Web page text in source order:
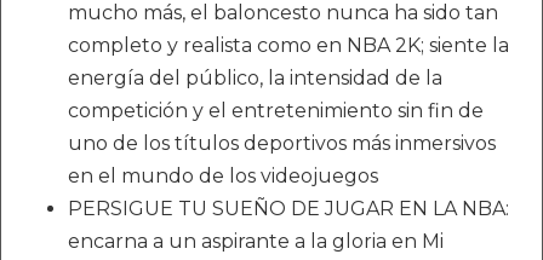
mucho más, el baloncesto nunca ha sido tan
completo y realista como en NBA 2K; siente la
energía del público, la intensidad de la
competición y el entretenimiento sin fin de
uno de los títulos deportivos más inmersivos
en el mundo de los videojuegos
PERSIGUE TU SUEÑO DE JUGAR EN LA NBA:
encarna a un aspirante a la gloria en Mi